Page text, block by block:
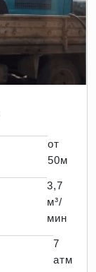
от
50м
3,7
м³/
мин
7
атм